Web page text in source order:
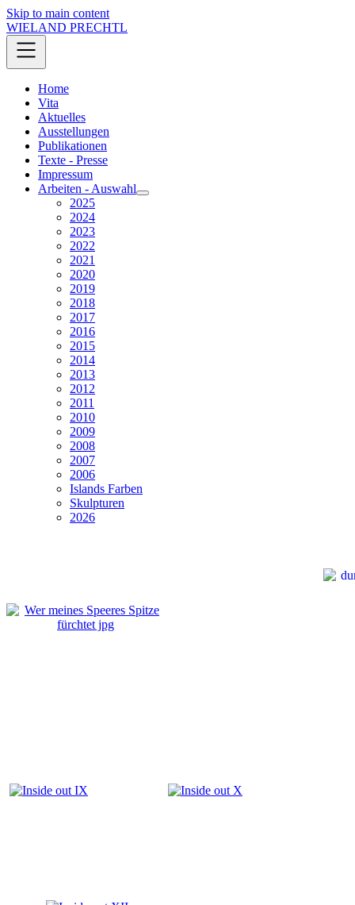
Skip to main content
WIELAND PRECHTL
Home
Vita
Aktuelles
Ausstellungen
Publikationen
Texte - Presse
Impressum
Arbeiten - Auswahl
2025
2024
2023
2022
2021
2020
2019
2018
2017
2016
2015
2014
2013
2012
2011
2010
2009
2008
2007
2006
Islands Farben
Skulpturen
2026